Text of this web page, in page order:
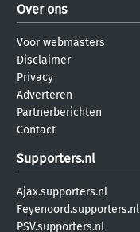
Over ons
Voor webmasters
Disclaimer
Privacy
Adverteren
Partnerberichten
Contact
Supporters.nl
Ajax.supporters.nl
Feyenoord.supporters.nl
PSV.supporters.nl